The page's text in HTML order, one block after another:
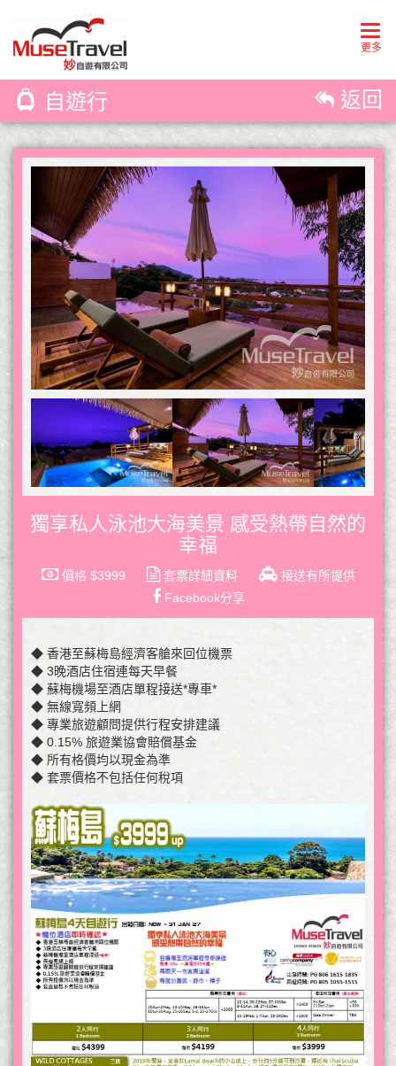
更多
自遊行 返回
獨享私人泳池大海美景 感受熱帶自然的
幸福
價格 $3999 套票詳細資料
接送有所提供
Facebook分享
◆ 香港至蘇梅島經濟客艙來回位機票
◆ 3晚酒店住宿連每天早餐
◆ 蘇梅機場至酒店單程接送*專車*
◆ 無線寬頻上網
◆ 專業旅遊顧問提供行程安排建議
◆ 0.15% 旅遊業協會賠償基金
◆ 所有格價均以現金為準
◆ 套票價格不包括任何稅項